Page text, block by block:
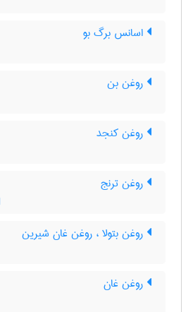
اسانس برگ بو
روغن بن
روغن کنجد
روغن ترنج
روغن بتولا ، روغن غان شیرین
روغن غان